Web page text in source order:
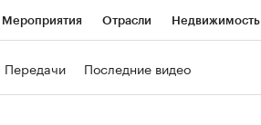
Мероприятия Отрасли Недвижимость
Передачи Последние видео